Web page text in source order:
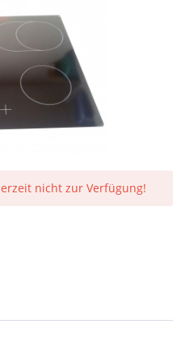
nicht zur Verfügung!